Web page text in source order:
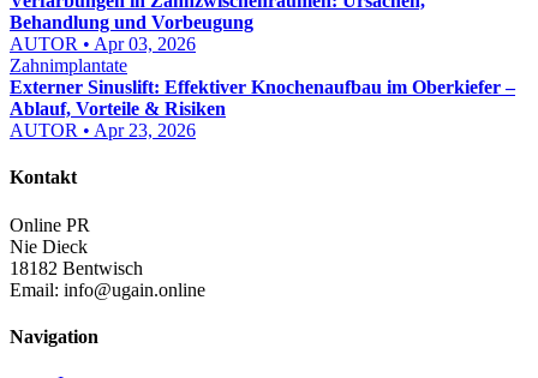
Behandlung und Vorbeugung
AUTOR • Apr 03, 2026
Zahnimplantate
Externer Sinuslift: Effektiver Knochenaufbau im Oberkiefer –
Ablauf, Vorteile & Risiken
AUTOR • Apr 23, 2026
Kontakt
Online PR
Nie Dieck
18182 Bentwisch
Email: info@ugain.online
Navigation